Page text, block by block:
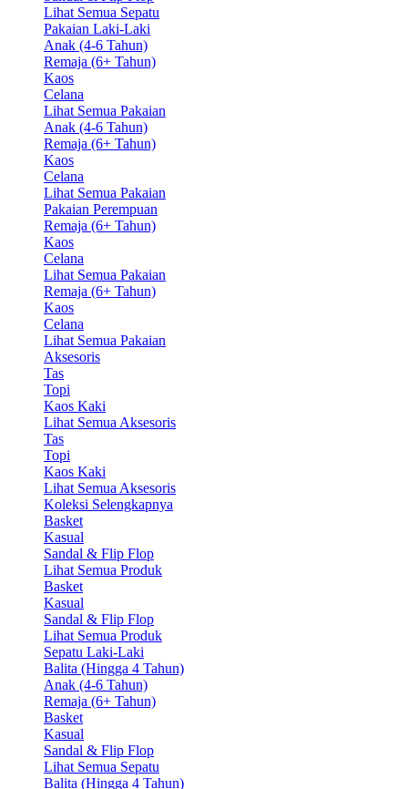
Lihat Semua Sepatu
Pakaian Laki-Laki
Anak (4-6 Tahun)
Remaja (6+ Tahun)
Kaos
Celana
Lihat Semua Pakaian
Anak (4-6 Tahun)
Remaja (6+ Tahun)
Kaos
Celana
Lihat Semua Pakaian
Pakaian Perempuan
Remaja (6+ Tahun)
Kaos
Celana
Lihat Semua Pakaian
Remaja (6+ Tahun)
Kaos
Celana
Lihat Semua Pakaian
Aksesoris
Tas
Topi
Kaos Kaki
Lihat Semua Aksesoris
Tas
Topi
Kaos Kaki
Lihat Semua Aksesoris
Koleksi Selengkapnya
Basket
Kasual
Sandal & Flip Flop
Lihat Semua Produk
Basket
Kasual
Sandal & Flip Flop
Lihat Semua Produk
Sepatu Laki-Laki
Balita (Hingga 4 Tahun)
Anak (4-6 Tahun)
Remaja (6+ Tahun)
Basket
Kasual
Sandal & Flip Flop
Lihat Semua Sepatu
Balita (Hingga 4 Tahun)